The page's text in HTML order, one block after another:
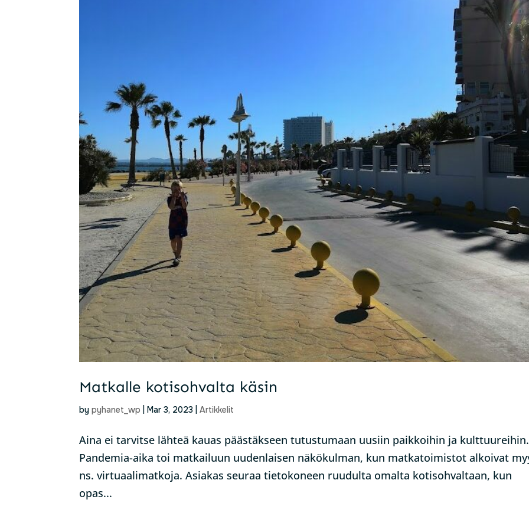
Matkalle kotisohvalta käsin
bypyhanet_wp Mar 3, 2023 |Artikkelit
Aina ei tarvitse lähteä kauas päästäkseen tutustumaan uusiin paikkoihin ja kulttuureihin.
Pandemia-aika toi matkailuun uudenlaisen näkökulman, kun matkatoimistot alkoivat
ns. virtuaalimatkoja. Asiakas seuraa tietokoneen ruudulta omalta kotisohvaltaan, kun
opas...